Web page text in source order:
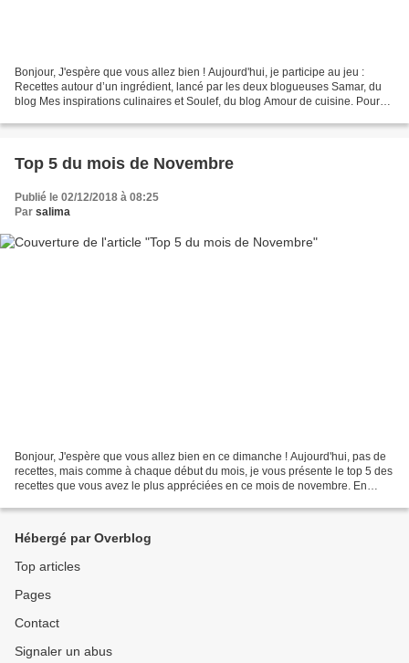
Bonjour, J'espère que vous allez bien ! Aujourd'hui, je participe au jeu :
Recettes autour d’un ingrédient, lancé par les deux blogueuses Samar, du
blog Mes inspirations culinaires et Soulef, du blog Amour de cuisine. Pour
Top 5 du mois de Novembre
Publié le 02/12/2018 à 08:25
Par salima
Bonjour, J'espère que vous allez bien en ce dimanche ! Aujourd'hui, pas de
recettes, mais comme à chaque début du mois, je vous présente le top 5 des
recettes que vous avez le plus appréciées en ce mois de novembre. En
Hébergé par Overblog
Top articles
Pages
Contact
Signaler un abus